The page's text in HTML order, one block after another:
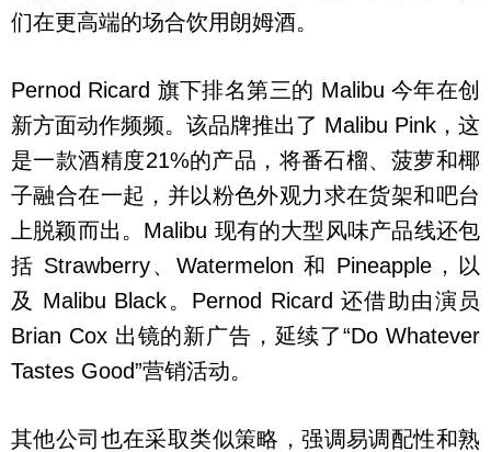
们在更高端的场合饮用朗姆酒。
Pernod Ricard 旗下排名第三的 Malibu 今年在创
新方面动作频频。该品牌推出了 Malibu Pink，这
是一款酒精度21%的产品，将番石榴、菠萝和椰
子融合在一起，并以粉色外观力求在货架和吧台
上脱颖而出。Malibu 现有的大型风味产品线还包
括 Strawberry、Watermelon 和 Pineapple，以
及 Malibu Black。Pernod Ricard 还借助由演员
Brian Cox 出镜的新广告，延续了“Do Whatever
Tastes Good”营销活动。
其他公司也在采取类似策略，强调易调配性和熟